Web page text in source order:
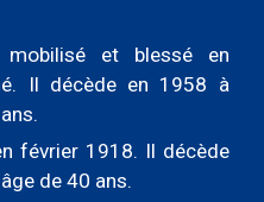
mobilisé et blessé en
Il décède en 1958 à
février 1918. Il décède
de 40 ans.